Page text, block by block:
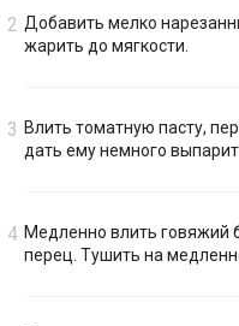
Добавить мелко
жарить до мягкости.
Влить томатную пасту,
дать ему немного
Медленно влить говяжий
перец. Тушить на